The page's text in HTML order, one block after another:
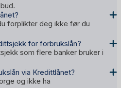
forplikter deg ikke før du
for forbrukslån?
som flere banker bruker i
via Kredittlånet?
og ikke ha